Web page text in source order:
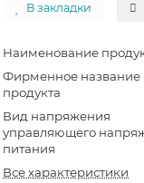
В закладки
Наименование
Фирменное название
продукта
Вид напряжения
управляющего
питания
Все характеристики